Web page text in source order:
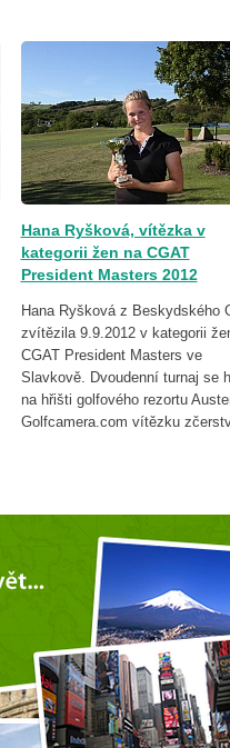
Hana Ryšková, vítězka v
kategorii žen na CGAT
President Masters 2012
Hana Ryšková z Beskydského
zvítězila 9.9.2012 v kategorii
CGAT President Masters ve
Slavkově. Dvoudenní turnaj se
na hřišti golfového rezortu
Golfcamera.com vítězku